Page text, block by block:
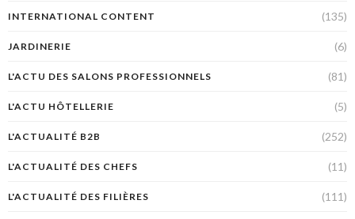
INTERNATIONAL CONTENT (135)
JARDINERIE (6)
L'ACTU DES SALONS PROFESSIONNELS (81)
L'ACTU HÔTELLERIE (5)
L'ACTUALITÉ B2B (252)
L'ACTUALITÉ DES CHEFS (11)
L'ACTUALITÉ DES FILIÈRES (111)